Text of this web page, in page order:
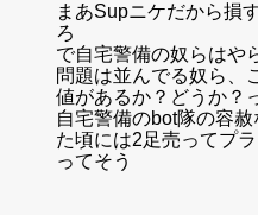
まあSupニケだから損
ろ
で自宅警備の奴らはや
問題は並んでる奴ら、
値があるか？どうか？
自宅警備のbot隊の容
た頃には2足売ってプ
ってそう